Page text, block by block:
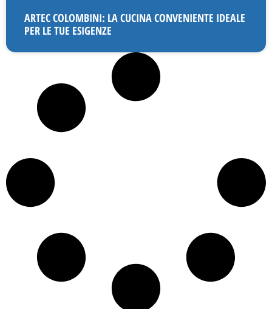
ARTEC COLOMBINI: LA CUCINA CONVENIENTE IDEALE
PER LE TUE ESIGENZE